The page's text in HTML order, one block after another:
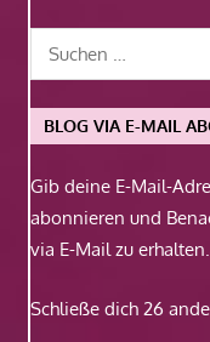
BLOG VIA E-MAIL
Gib deine E-Mail-
abonnieren und
via E-Mail zu erhalten.
Schließe dich 26